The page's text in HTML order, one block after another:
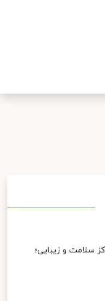
سلامت و زیبایی؛